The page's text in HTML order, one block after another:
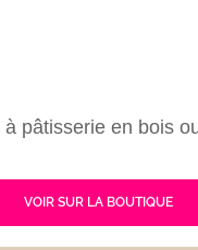
à pâtisserie en bois
VOIR SUR LA BOUTIQUE